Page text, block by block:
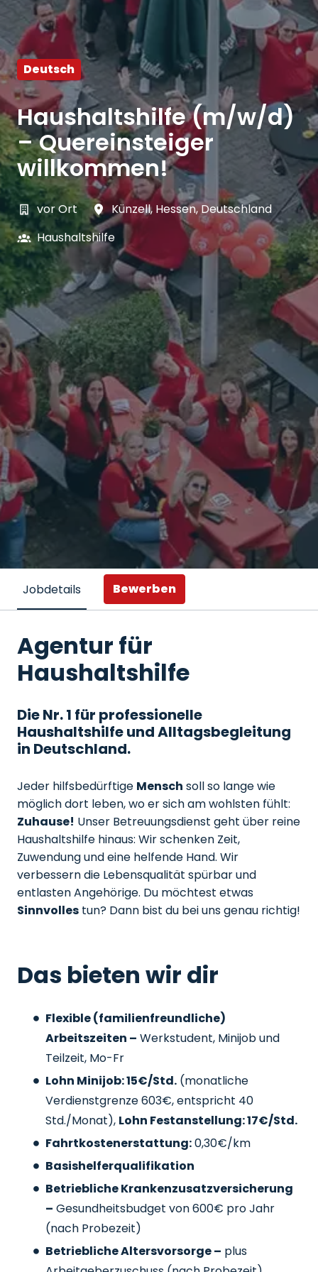
Deutsch
Haushaltshilfe (m/w/d)
– Quereinsteiger
willkommen!
vor Ort Künzell, Hessen,Deutschland
Haushaltshilfe
Jobdetails Bewerben
Agentur für
Haushaltshilfe
Die Nr. 1 für professionelle
Haushaltshilfe und Alltagsbegleitung
in Deutschland.
Jeder hilfsbedürftige Mensch soll so lange wie
möglich dort leben, wo er sich am wohlsten fühlt:
Zuhause! Unser Betreuungsdienst geht über reine
Haushaltshilfe hinaus: Wir schenken Zeit,
Zuwendung und eine helfende Hand. Wir
verbessern die Lebensqualität spürbar und
entlasten Angehörige. Du möchtest etwas
Sinnvolles tun? Dann bist du bei uns genau richtig!
Das bieten wir dir
Flexible (familienfreundliche)
Arbeitszeiten – Werkstudent, Minijob und
Teilzeit, Mo-Fr
Lohn Minijob: 15€/Std. (monatliche
Verdienstgrenze 603€, entspricht 40
Std./Monat), Lohn Festanstellung: 17€/Std.
Fahrtkostenerstattung:0,30€/km
Basishelferqualifikation
Betriebliche Krankenzusatzversicherung
– Gesundheitsbudget von 600€ pro Jahr
(nach Probezeit)
Betriebliche Altersvorsorge – plus